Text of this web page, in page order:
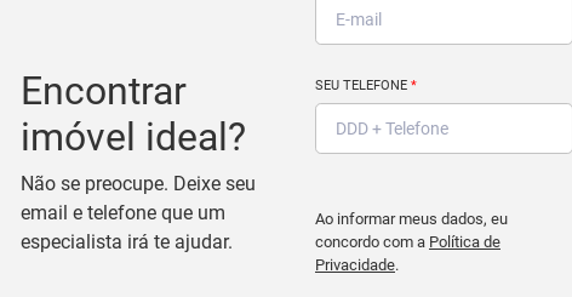
Encontrar
imóvel ideal?
Não se preocupe. Deixe seu
email e telefone que um
especialista irá te ajudar.
SEU TELEFONE *
Ao informar meus dados, eu
concordo com a Política de
Privacidade.